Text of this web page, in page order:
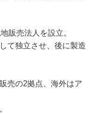
販売法人を設立。
て独立させ、後に製造
売の2拠点、海外はア